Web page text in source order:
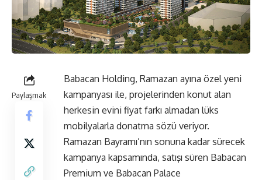
Paylaşmak
Babacan Holding, Ramazan ayına özel yeni
kampanyası ile, projelerinden konut alan
herkesin evini fiyat farkı almadan lüks
mobilyalarla donatma sözü veriyor.
Ramazan Bayramı’nın sonuna kadar sürecek
kampanya kapsamında, satışı süren Babacan
Premium ve Babacan Palace